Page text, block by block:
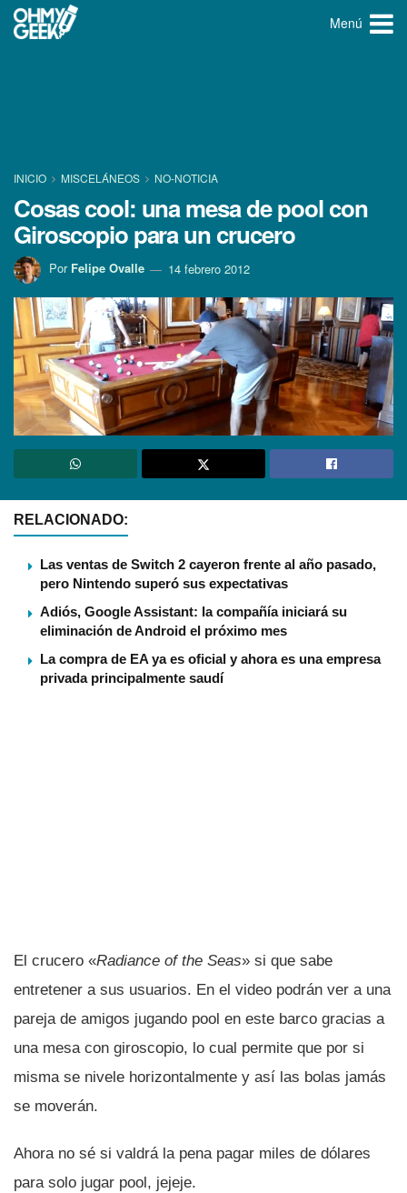
Menú
INICIO MISCELÁNEOS NO-NOTICIA
Cosas cool: una mesa de pool con
Giroscopio para un crucero
Por Felipe Ovalle 14 febrero 2012
RELACIONADO:
Las ventas de Switch 2 cayeron frente al año pasado,
pero Nintendo superó sus expectativas
Adiós, Google Assistant: la compañía iniciará su
eliminación de Android el próximo mes
La compra de EA ya es oficial y ahora es una empresa
privada principalmente saudí
El crucero «Radiance of the Seas» si que sabe
entretener a sus usuarios. En el video podrán ver a una
pareja de amigos jugando pool en este barco gracias a
una mesa con giroscopio, lo cual permite que por si
misma se nivele horizontalmente y así­ las bolas jamás
se moverán.
Ahora no sé si valdrá la pena pagar miles de dólares
para solo jugar pool, jejeje.